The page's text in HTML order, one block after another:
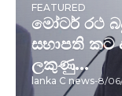
FEATURED
මෝටර් රථ
සභාපති කට
ලකුණු...
lanka C news-8/